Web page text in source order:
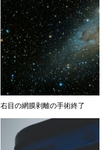
右目の網膜剥離の手術終了